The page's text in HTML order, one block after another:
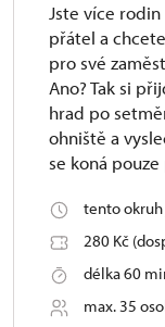
Jste více
přátel a
pro své
Ano? Tak si
hrad po
ohniště a
se koná pouze
tento okruh
280 Kč
délka 60
max. 35